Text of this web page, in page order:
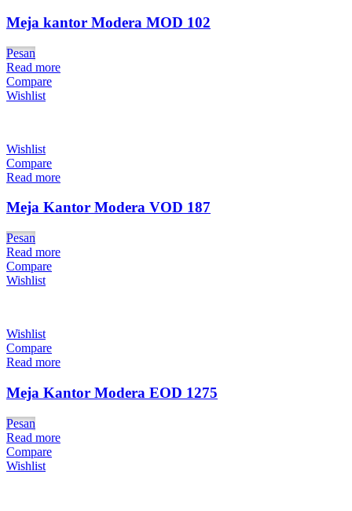
Meja kantor Modera MOD 102
Pesan
Read more
Compare
Wishlist
Wishlist
Compare
Read more
Meja Kantor Modera VOD 187
Pesan
Read more
Compare
Wishlist
Wishlist
Compare
Read more
Meja Kantor Modera EOD 1275
Pesan
Read more
Compare
Wishlist